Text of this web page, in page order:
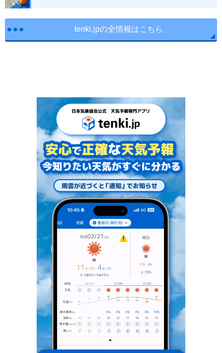
tenki.jpの全情報はこちら